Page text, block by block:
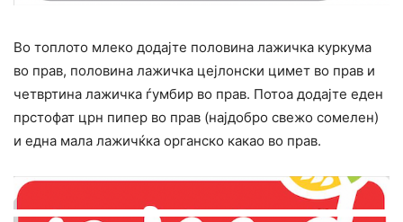
Во топлото млеко додајте половина лажичка куркума
во прав, половина лажичка цејлонски цимет во прав и
четвртина лажичка ѓумбир во прав. Потоа додајте еден
прстофат црн пипер во прав (најдобро свежо сомелен)
и една мала лажичќка органско какао во прав.